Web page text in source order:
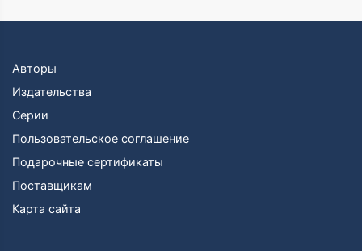
Авторы
Издательства
Серии
Пользовательское соглашение
Подарочные сертификаты
Поставщикам
Карта сайта